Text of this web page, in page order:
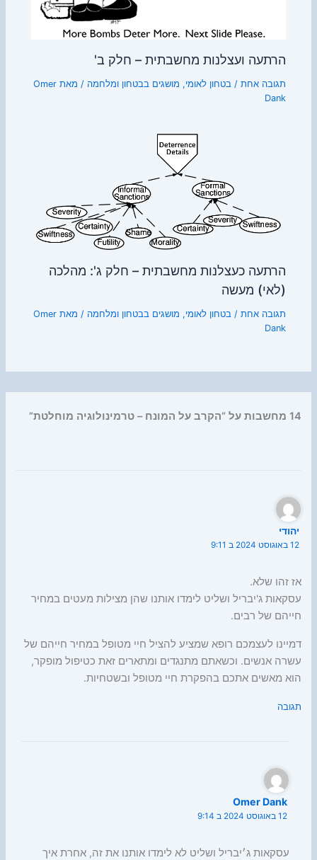
הרתעה ועצלנות מחשבתית – חלק ב'
תגובה אחת / בטחון לאומי, מושגים בבטחון ומלחמה / מאתOmer
Dank
הרתעה כעצלנות מחשבתית – חלק ג': מהלכה
(לאי) מעשה
תגובה אחת /בטחון לאומי, מושגים בבטחון ומלחמה / מאתOmer
Dank
14 מחשבות על “הקרב על המונח – טרמינולוגיה מוחלטת”
יהודי
12 באוגוסט 2024 ב 9:11
אז זהו שלא.
עסקאות ג'יבריל ושליט לימדו אותנו שהן מצילות מעטים במחיר
חייהם של רבים.
דמיינו לעצמכם רופא שמציע להציל חיי מטופל במחיר חייהם של
עשרה אנשים. וכשאתם מתנגדים ומתארים זאת כטיפול מופקר,
הוא מאשים אתכם בהפקרת חיי מטופל ובשטחיות.
תגובה
Omer Dank
12 באוגוסט 2024 ב 9:14
עסקאות ג׳יבריל ושליט לא לימדו אותנו את זה, אחרת איך